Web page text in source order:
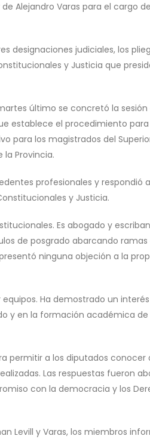
Alejandro Varas para el cargo
designaciones judiciales, los
y Justicia que
último se concretó la sesión
establece el procedimiento
para los magistrados del
la Provincia.
profesionales y respondió
y Justicia.
Es abogado y
de posgrado abarcando
ninguna objeción a la
Ha demostrado un
y en la formación académica de
permitir a los diputados conocer
Las respuestas fueron
con la democracia y los
Levill y Varas, los miembros